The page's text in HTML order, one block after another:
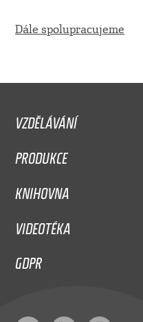
Dále spolupracujeme
VZDĚLÁVÁNÍ
PRODUKCE
KNIHOVNA
VIDEOTÉKA
GDPR